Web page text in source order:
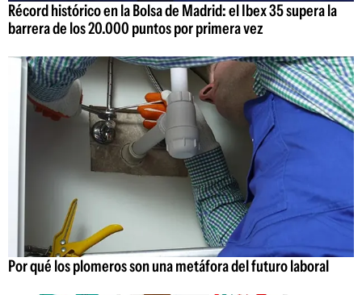
Récord histórico en la Bolsa de Madrid: el Ibex 35 supera la
barrera de los 20.000 puntos por primera vez
Por qué los plomeros son una metáfora del futuro laboral